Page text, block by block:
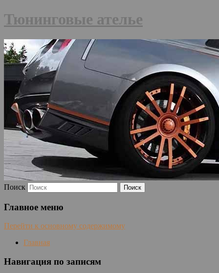
Тюнинговые ателье
Поиск
Главное меню
Перейти к основному содержимому
Главная
Навигация по записям